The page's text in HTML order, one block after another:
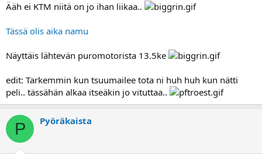
Ääh ei KTM niitä on jo ihan liikaa..
Tässä olis aika namu
Näyttäis lähtevän puromotorista 13.5ke
edit: Tarkemmin kun tsuumailee tota ni huh huh kun nätti
peli.. tässähän alkaa itseäkin jo vituttaa..
P Pyöräkaista